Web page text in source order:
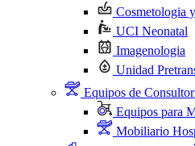
Cosmetologia
UCI Neonatal
Imagenologia
Unidad
Equipos de
Equipos para
Mobiliario